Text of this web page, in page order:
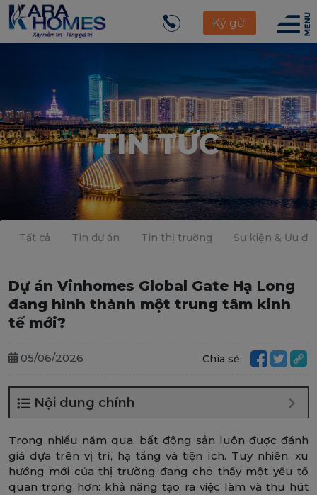
Ký gửi
TIN TỨC
Tất cả Tin dự án Tin thị trường Sự kiện & Ưu đãi
Dự án Vinhomes Global Gate Hạ Long
đang hình thành một trung tâm kinh
tế mới?
05/06/2026 Chia sẻ:
Nội dung chính
Trong nhiều năm qua, bất động sản luôn được đánh
giá dựa trên vị trí, hạ tầng và tiện ích. Tuy nhiên, xu
hướng mới của thị trường đang cho thấy một yếu tố
quan trọng hơn: khả năng tạo ra việc làm và thu hút